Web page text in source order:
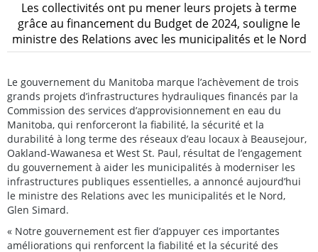
Les collectivités ont pu mener leurs projets à terme
grâce au financement du Budget de 2024, souligne le
ministre des Relations avec les municipalités et le Nord
Le gouvernement du Manitoba marque l’achèvement de trois
grands projets d’infrastructures hydrauliques financés par la
Commission des services d’approvisionnement en eau du
Manitoba, qui renforceront la fiabilité, la sécurité et la
durabilité à long terme des réseaux d’eau locaux à Beausejour,
Oakland-Wawanesa et West St. Paul, résultat de l’engagement
du gouvernement à aider les municipalités à moderniser les
infrastructures publiques essentielles, a annoncé aujourd’hui
le ministre des Relations avec les municipalités et le Nord,
Glen Simard.
« Notre gouvernement est fier d’appuyer ces importantes
améliorations qui renforcent la fiabilité et la sécurité des